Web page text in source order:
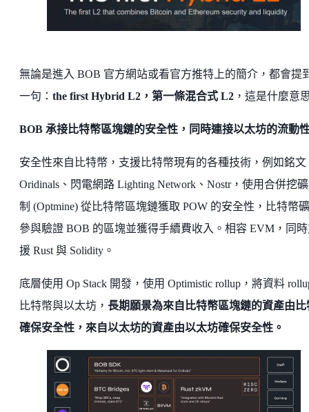
無論是進入 BOB 官方網站或看官方推特上的簡介，都會提
一句： the first Hybrid L2，第一條混合式 L2 ，這是什麼意
BOB 承接比特幣區塊鏈的安全性，同時連接以太坊的流動
安全性來自比特幣，支援比特幣現有的各種技術，例如銘文
Oridinals、閃電網路 Lighting Network、Nostr，使用合併挖
制 (Optmine) 從比特幣區塊鏈獲取 POW 的安全性，比特幣
參與驗證 BOB 的區塊並獲得手續費收入。相容 EVM，同
援 Rust 與 Solidity。
底層使用 Op Stack 開發，使用 Optimistic rollup，將資料
比特幣與以太坊， 長期願景為來自比特幣區塊鏈的資產由比
確保安全性，來自以太坊的資產由以太坊確保安全性。